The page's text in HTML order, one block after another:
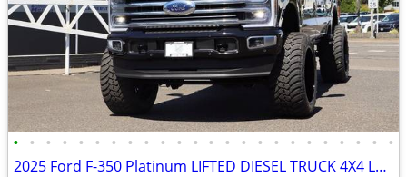
• • • • • • • • • • • • • • • • • • • • • • • •
2025 Ford F-350 Platinum LIFTED DIESEL TRUCK 4X4 LOADED